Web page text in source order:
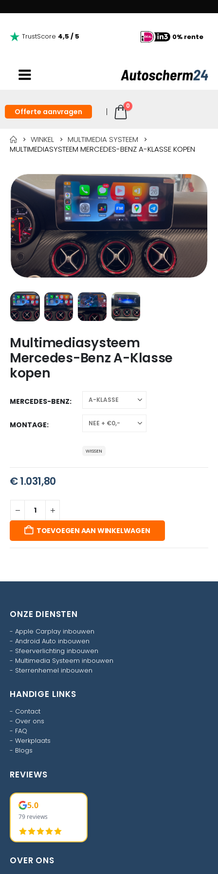
TrustScore 4,5 / 5 0% rente
Offerte aanvragen
0
WINKEL
MULTIMEDIA SYSTEEM
MULTIMEDIASYSTEEM MERCEDES-BENZ A-KLASSE KOPEN
Multimediasysteem
Mercedes-Benz A-Klasse
kopen
MERCEDES-BENZ
MONTAGE
WISSEN
€1.031,80
TOEVOEGEN AAN WINKELWAGEN
ONZE DIENSTEN
- Apple Carplay inbouwen
- Android Auto inbouwen
- Sfeerverlichting inbouwen
- Multimedia Systeem inbouwen
- Sterrenhemel inbouwen
HANDIGE LINKS
- Contact
- Over ons
- FAQ
- Werkplaats
- Blogs
REVIEWS
5.0
79 reviews
OVER ONS